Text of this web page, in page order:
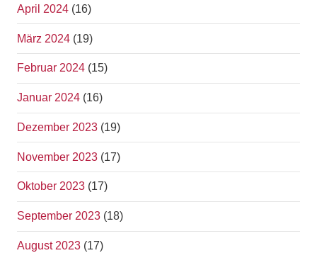
April 2024 (16)
März 2024 (19)
Februar 2024 (15)
Januar 2024 (16)
Dezember 2023 (19)
November 2023 (17)
Oktober 2023 (17)
September 2023 (18)
August 2023 (17)